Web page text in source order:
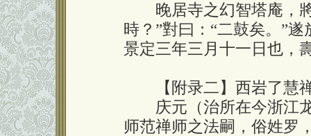
晚居寺之幻智塔庵，將
時？”對曰：“二鼓矣。”
景定三年三月十一日也，
【附录二】西岩了慧
庆元（治所在今浙江龙
师范禅师之法嗣，俗姓罗